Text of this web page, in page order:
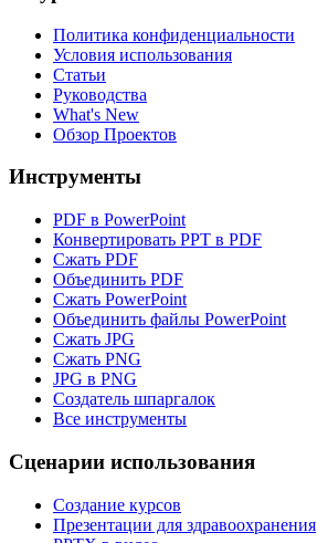
Политика конфиденциальности
Условия использования
Статьи
Руководства
What's New
Обзор Проектов
Инструменты
PDF в PowerPoint
Конвертировать PPT в PDF
Сжать PDF
Объединить PDF
Сжать PowerPoint
Объединить файлы PowerPoint
Сжать JPG
Сжать PNG
JPG в PNG
Создатель шпаргалок
Все инструменты
Сценарии использования
Создание курсов
Презентации для здравоохранения